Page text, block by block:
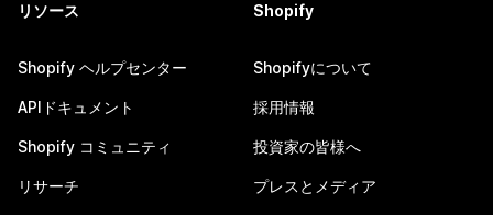
リソース
Shopify ヘルプセンター
APIドキュメント
Shopify コミュニティ
リサーチ
Shopify
Shopifyについて
採用情報
投資家の皆様へ
プレスとメディア